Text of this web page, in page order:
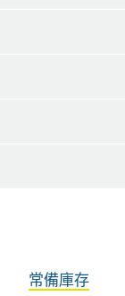
常備庫存